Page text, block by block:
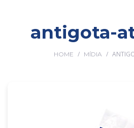
antigota-
HOME / MÍDIA /